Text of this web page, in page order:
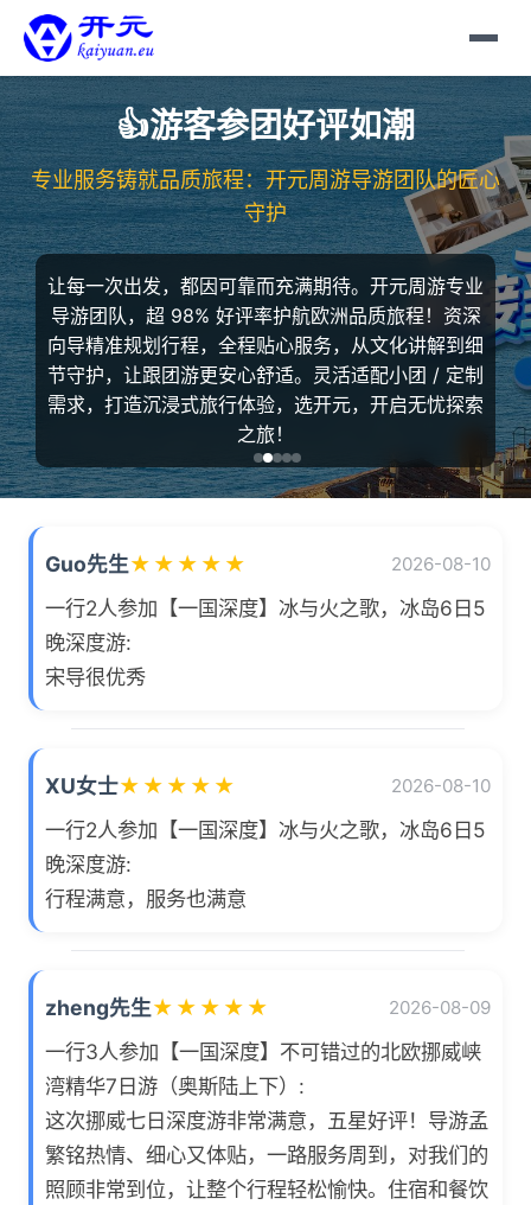
👍游客参团好评如潮
专业服务铸就品质旅程：开元周游导游团队的匠心
守护
让每一次出发，都因可靠而充满期待。开元周游专业
导游团队，超 98% 好评率护航欧洲品质旅程！资深
向导精准规划行程，全程贴心服务，从文化讲解到细
节守护，让跟团游更安心舒适。灵活适配小团 / 定制
需求，打造沉浸式旅行体验，选开元，开启无忧探索
之旅！
Guo先生★ ★ ★ ★ ★ 2026-08-10
一行2人参加【一国深度】冰与火之歌，冰岛6日5
晚深度游:
宋导很优秀
XU女士★ ★ ★ ★ ★ 2026-08-10
一行2人参加【一国深度】冰与火之歌，冰岛6日5
晚深度游:
行程满意，服务也满意
zheng先生★ ★ ★ ★ ★ 2026-08-09
一行3人参加【一国深度】不可错过的北欧挪威峡
湾精华7日游（奥斯陆上下）:
这次挪威七日深度游非常满意，五星好评！导游孟
繁铭热情、细心又体贴，一路服务周到，对我们的
照顾非常到位，让整个行程轻松愉快。住宿和餐饮